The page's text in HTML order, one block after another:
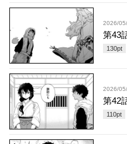
2026/
第43
130pt
2026/
第42
110pt